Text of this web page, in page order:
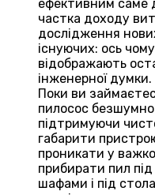
ефективним саме
частка доходу
дослідження
існуючих: ось
відображають
інженерної думки.
Поки ви
пилосос безшумно
підтримуючи
габарити
проникати у
прибирати пил
шафами і під